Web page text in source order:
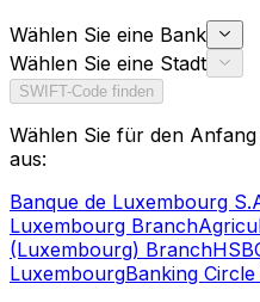
Wählen Sie eine Bank
Wählen Sie eine Stadt
SWIFT-Code finden
Wählen Sie für den
aus:
Banque de Luxembourg
Luxembourg Branch
(Luxembourg) Branch
LuxembourgBanking Circle